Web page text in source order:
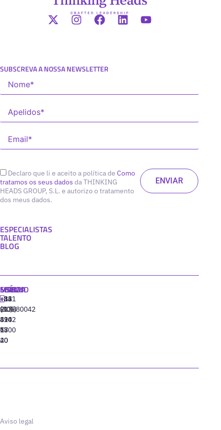
SUBSCREVA A NOSSA NEWSLETTER
Declaro que li e aceito a política de Como
tratamos os seus dados da THINKING
HEADS GROUP, S.L. e autorizo o tratamento
dos meus dados.
ESPECIALISTAS
TALENTO
BLOG
MADRID
+34
91
310
77
40
MIAMI
+1
(305)
424
13
20
SEÚL
+82
(10)
8942
6800
LISBOA
‪+351
213880042
Aviso legal